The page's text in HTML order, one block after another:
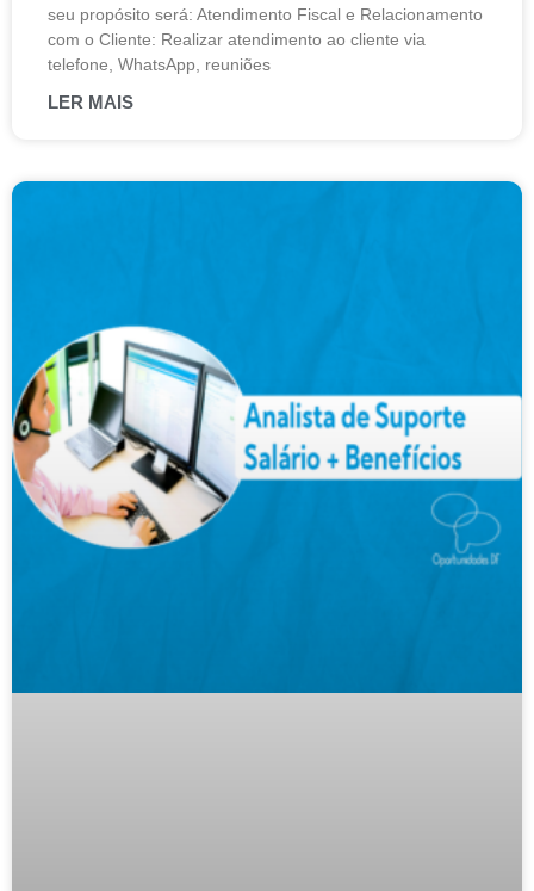
seu propósito será: Atendimento Fiscal e Relacionamento
com o Cliente: Realizar atendimento ao cliente via
telefone, WhatsApp, reuniões
LER MAIS